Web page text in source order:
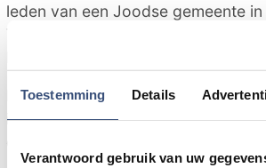
Toestemming Details
Verantwoord gebruik van uw
leden van een Joodse gemeente
Tijdens deze bijeenkomsten
besteed aan de achtergrond van
De stichting nodigt inwoners en
ideeën aan te dragen en kan op